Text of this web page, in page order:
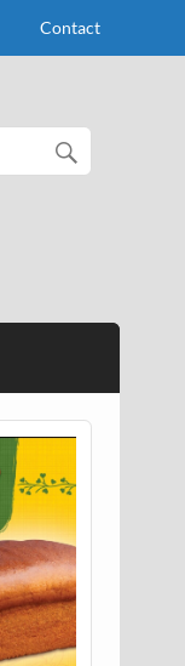
Contact